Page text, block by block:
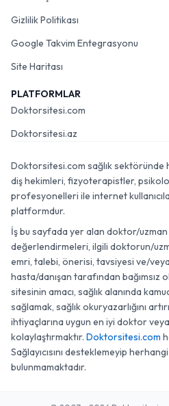
Gizlilik Politikası
Google Takvim Entegrasyonu
Site Haritası
PLATFORMLAR
Doktorsitesi.com
Doktorsitesi.az
Doktorsitesi.com sağlık sektöründe
diş hekimleri, fizyoterapistler,
profesyonelleri ile internet
platformdur.
İş bu sayfada yer alan doktor/uzman
değerlendirmeleri, ilgili doktorun/
emri, talebi, önerisi, tavsiyesi ve/veya
hasta/danışan tarafından bağımsız
sitesinin amacı, sağlık alanında
sağlamak, sağlık okuryazarlığını
ihtiyaçlarına uygun en iyi doktor veya
kolaylaştırmaktır. Doktorsitesi.com
Sağlayıcısını desteklemeyip
bulunmamaktadır.